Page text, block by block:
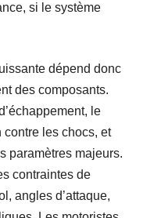
si le système
dépend donc
des composants.
le
contre les chocs, et
paramètres majeurs.
contraintes de
angles d’attaque,